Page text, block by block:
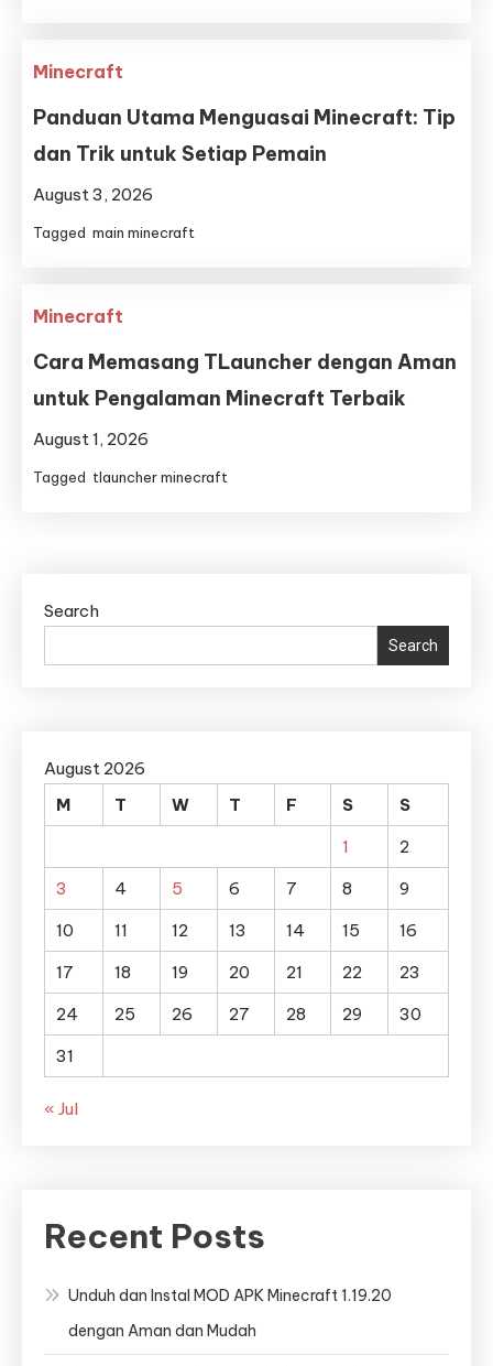
Minecraft
Panduan Utama Menguasai Minecraft: Tip
dan Trik untuk Setiap Pemain
August 3, 2026
Tagged main minecraft
Minecraft
Cara Memasang TLauncher dengan Aman
untuk Pengalaman Minecraft Terbaik
August 1, 2026
Tagged tlauncher minecraft
Search
Search
August 2026
M
T W T F S
S
1
2
3
4 5 6 7 8
9
10
11 12 13 14 15
16
17
18 19 20 21 22
23
24
25 26 27 28 29
30
31
« Jul
Recent Posts
Unduh dan Instal MOD APK Minecraft 1.19.20
dengan Aman dan Mudah